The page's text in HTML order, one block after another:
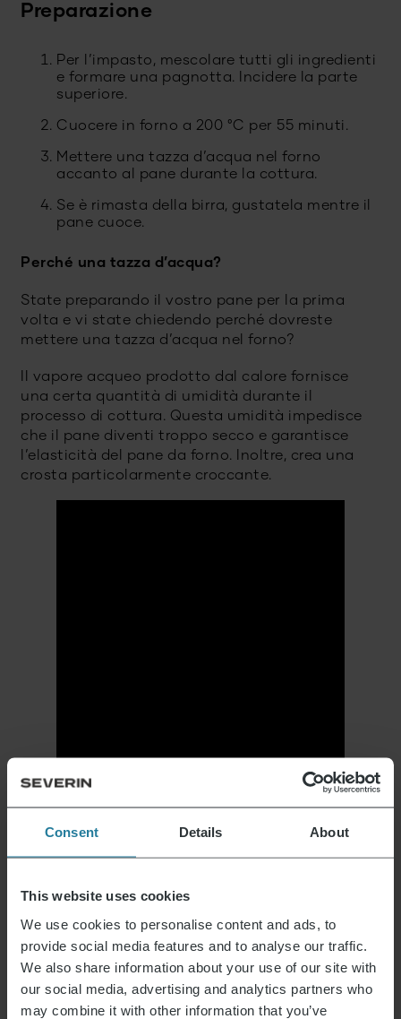
Consent Details About
This website uses cookies
We use cookies to personalise content and ads, to
provide social media features and to analyse our traffic.
We also share information about your use of our site with
our social media, advertising and analytics partners who
may combine it with other information that you’ve
Preparazione
Per l’impasto, mescolare tutti gli ingredienti
e formare una pagnotta. Incidere la parte
superiore.
Cuocere in forno a 200 °C per 55 minuti.
Mettere una tazza d’acqua nel forno
accanto al pane durante la cottura.
Se è rimasta della birra, gustatela mentre il
pane cuoce.
Perché una tazza d’acqua?
State preparando il vostro pane per la prima
volta e vi state chiedendo perché dovreste
mettere una tazza d’acqua nel forno?
Il vapore acqueo prodotto dal calore fornisce
una certa quantità di umidità durante il
processo di cottura. Questa umidità impedisce
che il pane diventi troppo secco e garantisce
l’elasticità del pane da forno. Inoltre, crea una
crosta particolarmente croccante.